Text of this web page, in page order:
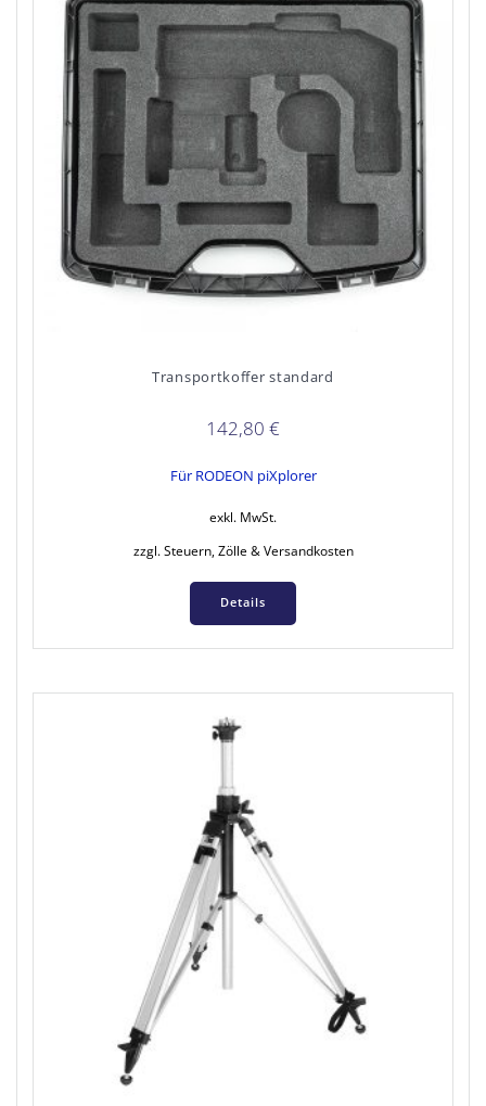
Transportkoffer standard
142,80 €
Für RODEON piXplorer
exkl. MwSt.
zzgl. Steuern, Zölle & Versandkosten
Details